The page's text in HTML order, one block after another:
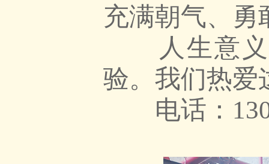
充满朝气、勇
人生意义
验。我们热爱
电话：